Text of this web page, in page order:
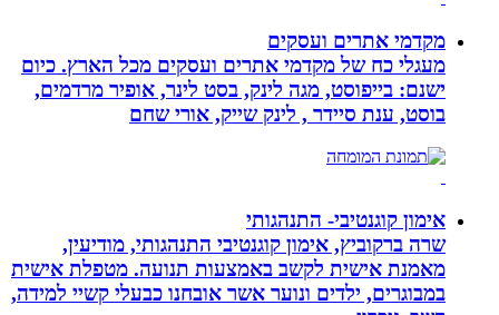
מקדמי אתרים ועסקים
מעגלי כח של מקדמי אתרים ועסקים מכל הארץ. כיום
ישנם: בייפוסט, מגה לינק, בסט לינר, אופיר מרדמים,
בוסט, ענת סיידר , לינק שייק, אורי שחם
אימון קוגנטיבי- התנהגותי
שרה ברקוביץ, אימון קוגנטיבי התנהגותי, מודיעין,
מאמנת אישית לקשב באמצעות תנועה. מטפלת אישית
במבוגרים, ילדים ונוער אשר אובחנו כבעלי קשיי למידה,